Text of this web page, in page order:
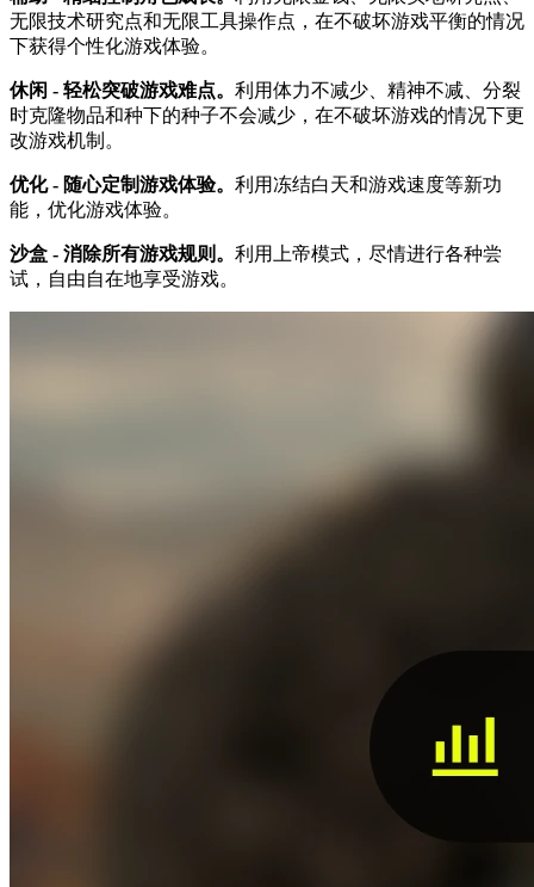
无限技术研究点和无限工具操作点，在不破坏游戏平衡的情况
下获得个性化游戏体验。
休闲 - 轻松突破游戏难点。 利用体力不减少、精神不减、分裂
时克隆物品和种下的种子不会减少，在不破坏游戏的情况下更
改游戏机制。
优化 - 随心定制游戏体验。 利用冻结白天和游戏速度等新功
能，优化游戏体验。
沙盒 - 消除所有游戏规则。 利用上帝模式，尽情进行各种尝
试，自由自在地享受游戏。